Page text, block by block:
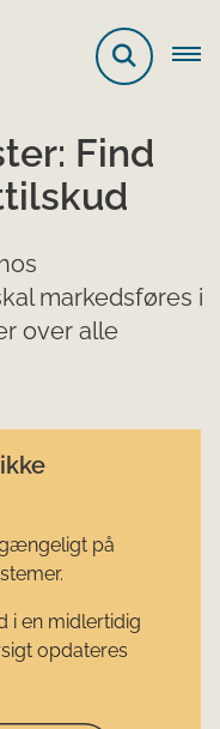
Find
markedsføres i
over alle
på
i en midlertidig
opdateres